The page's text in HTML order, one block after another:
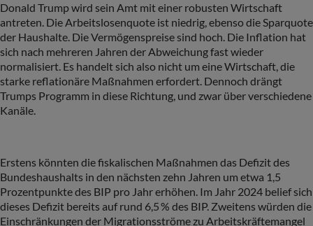
Donald Trump wird sein Amt mit einer robusten Wirtschaft
antreten. Die Arbeitslosenquote ist niedrig, ebenso die Sparquote
der Haushalte. Die Vermögenspreise sind hoch. Die Inflation hat
sich nach mehreren Jahren der Abweichung fast wieder
normalisiert. Es handelt sich also nicht um eine Wirtschaft, die
starke reflationäre Maßnahmen erfordert. Dennoch drängt
Trumps Programm in diese Richtung, und zwar über verschiedene
Kanäle.
Erstens könnten die fiskalischen Maßnahmen das Defizit des
Bundeshaushalts in den nächsten zehn Jahren um etwa 1,5
Prozentpunkte des BIP pro Jahr erhöhen. Im Jahr 2024 belief sich
dieses Defizit bereits auf rund 6,5 % des BIP. Zweitens würden die
Einschränkungen der Migrationsströme zu Arbeitskräftemangel